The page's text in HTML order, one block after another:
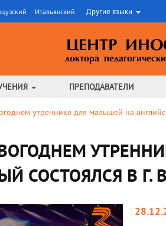
Итальянский Другие языки
ЦЕНТР
доктора
ПРЕПОДАВАТЕЛИ
утреннике для малышей на
СОСТОЯЛСЯ В Г.